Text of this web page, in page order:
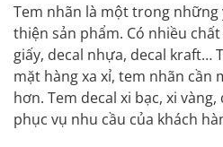
Tem nhãn là một trong
thiện sản phẩm. Có nhiều
giấy, decal nhựa, decal kraft…
mặt hàng xa xỉ, tem nhãn cần
hơn. Tem decal xi bạc, xi
phục vụ nhu cầu của khách